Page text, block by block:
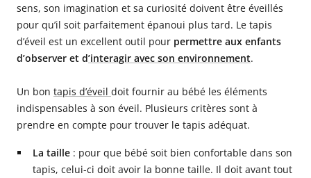
sens, son imagination et sa curiosité doivent être éveillés
pour qu’il soit parfaitement épanoui plus tard. Le tapis
d’éveil est un excellent outil pour permettre aux enfants
d’observer et d’interagir avec son environnement.
Un bon tapis d’éveil doit fournir au bébé les éléments
indispensables à son éveil. Plusieurs critères sont à
prendre en compte pour trouver le tapis adéquat.
La taille : pour que bébé soit bien confortable dans son
tapis, celui-ci doit avoir la bonne taille. Il doit avant tout